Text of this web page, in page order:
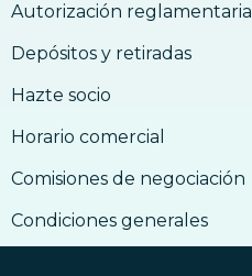
Autorización reglamentaria
Depósitos y retiradas
Hazte socio
Horario comercial
Comisiones de negociación
Condiciones generales